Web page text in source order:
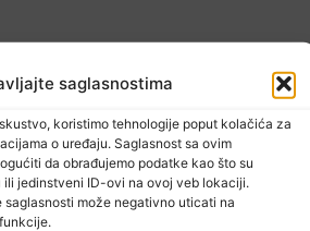
saglasnostima
koristimo tehnologije poput kolačića za
o uređaju. Saglasnost sa ovim
da obrađujemo podatke kao što su
ili jedinstveni ID-ovi na ovoj veb lokaciji.
može negativno uticati na
požara